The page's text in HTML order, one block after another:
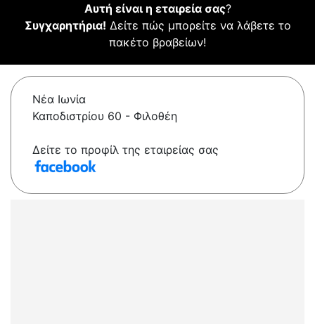
Αυτή είναι η εταιρεία σας?
Συγχαρητήρια! Δείτε πώς μπορείτε να λάβετε το
πακέτο βραβείων!
Νέα Ιωνία
Καποδιστρίου 60 - Φιλοθέη
Δείτε το προφίλ της εταιρείας σας